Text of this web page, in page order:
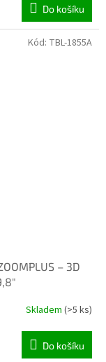
Do košíku
– 3D
Skladem (>5 ks)
Do košíku
Kód: TBL-1855A